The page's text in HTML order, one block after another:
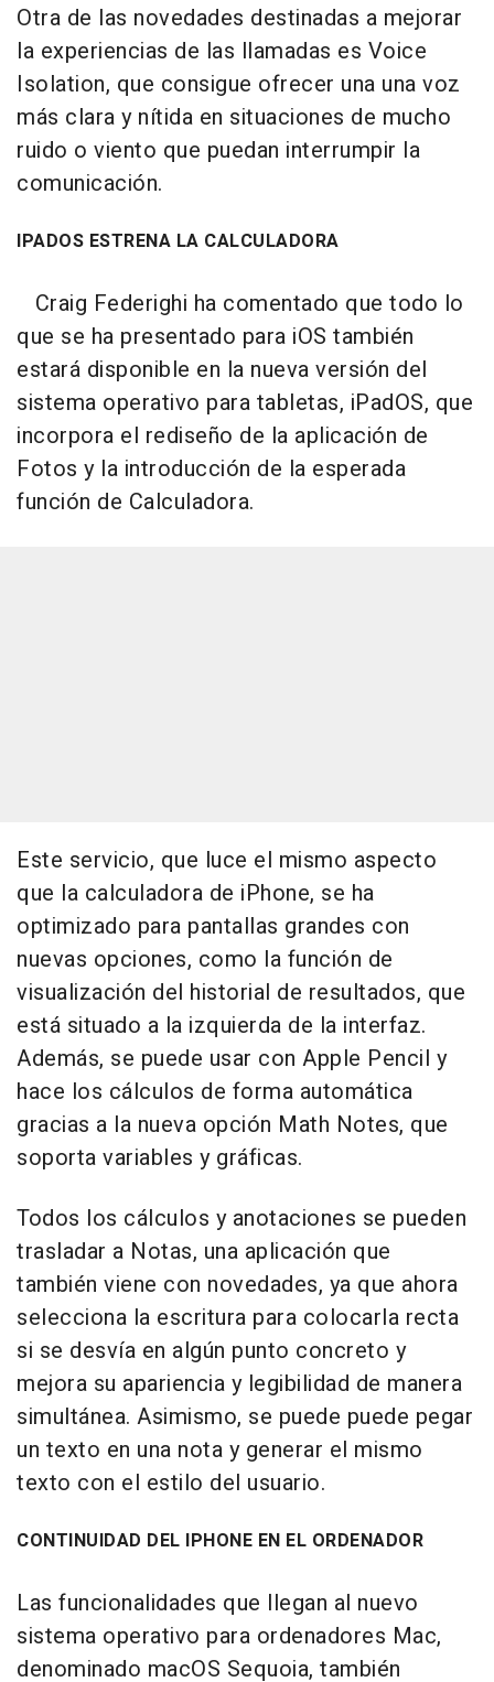
Otra de las novedades destinadas a mejorar
la experiencias de las llamadas es Voice
Isolation, que consigue ofrecer una una voz
más clara y nítida en situaciones de mucho
ruido o viento que puedan interrumpir la
comunicación.
IPADOS ESTRENA LA CALCULADORA
Craig Federighi ha comentado que todo lo
que se ha presentado para iOS también
estará disponible en la nueva versión del
sistema operativo para tabletas, iPadOS, que
incorpora el rediseño de la aplicación de
Fotos y la introducción de la esperada
función de Calculadora.
Este servicio, que luce el mismo aspecto
que la calculadora de iPhone, se ha
optimizado para pantallas grandes con
nuevas opciones, como la función de
visualización del historial de resultados, que
está situado a la izquierda de la interfaz.
Además, se puede usar con Apple Pencil y
hace los cálculos de forma automática
gracias a la nueva opción Math Notes, que
soporta variables y gráficas.
Todos los cálculos y anotaciones se pueden
trasladar a Notas, una aplicación que
también viene con novedades, ya que ahora
selecciona la escritura para colocarla recta
si se desvía en algún punto concreto y
mejora su apariencia y legibilidad de manera
simultánea. Asimismo, se puede puede pegar
un texto en una nota y generar el mismo
texto con el estilo del usuario.
CONTINUIDAD DEL IPHONE EN EL ORDENADOR
Las funcionalidades que llegan al nuevo
sistema operativo para ordenadores Mac,
denominado macOS Sequoia, también